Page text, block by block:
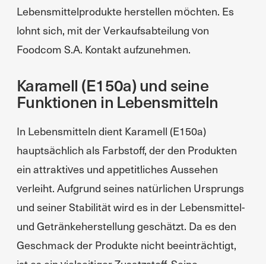
Lebensmittelprodukte herstellen möchten. Es
lohnt sich, mit der Verkaufsabteilung von
Foodcom S.A. Kontakt aufzunehmen.
Karamell (E150a) und seine
Funktionen in Lebensmitteln
In Lebensmitteln dient Karamell (E150a)
hauptsächlich als Farbstoff, der den Produkten
ein attraktives und appetitliches Aussehen
verleiht. Aufgrund seines natürlichen Ursprungs
und seiner Stabilität wird es in der Lebensmittel-
und Getränkeherstellung geschätzt. Da es den
Geschmack der Produkte nicht beeinträchtigt,